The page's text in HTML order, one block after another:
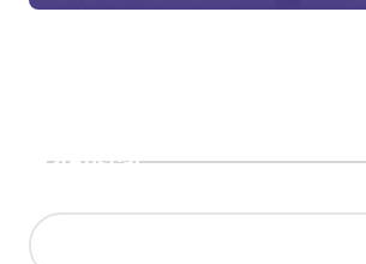
Buscar